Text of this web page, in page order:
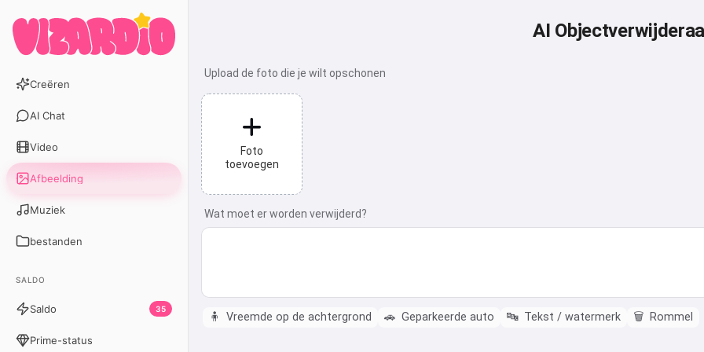
Creëren
AI Chat
Video
Afbeelding
Muziek
bestanden
SALDO
Saldo 35
Prime-status
AI
Upload de foto die je wilt opschonen
Foto
toevoegen
Wat moet er worden verwijderd?
🧍 Vreemde op de achtergrond 🚗 Geparkeerde auto 🔤 Tekst / watermerk 🗑️ Rommel